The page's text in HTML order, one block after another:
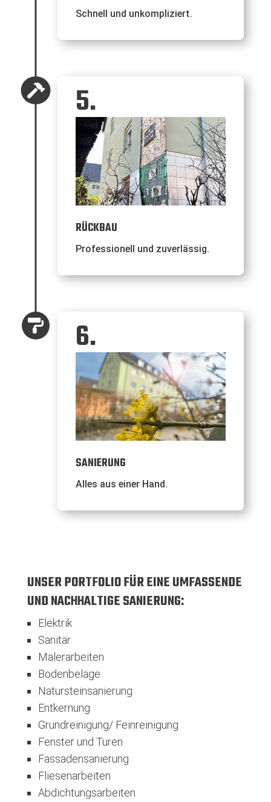
Schnell und unkompliziert.
5.
RÜCKBAU
Professionell und zuverlässig.

6.
SANIERUNG
Alles aus einer Hand.

UNSER PORTFOLIO FÜR EINE UMFASSENDE
UND NACHHALTIGE SANIERUNG:
Elektrik
Sanitär
Malerarbeiten
Bodenbeläge
Natursteinsanierung
Entkernung
Grundreinigung/ Feinreinigung
Fenster und Türen
Fassadensanierung
Fliesenarbeiten
Abdichtungsarbeiten